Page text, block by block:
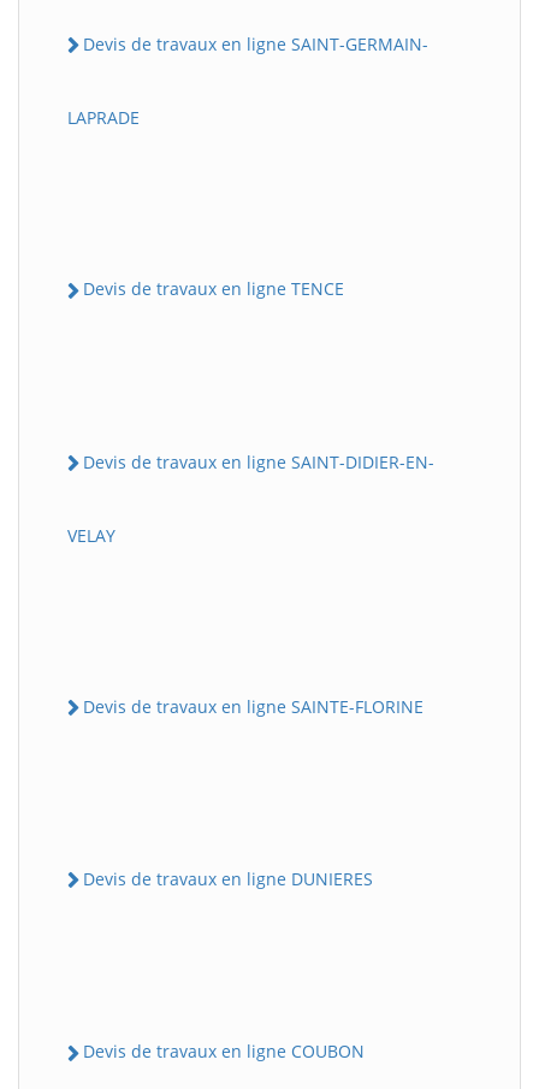
Devis de travaux en ligne SAINT-GERMAIN-
LAPRADE
Devis de travaux en ligne TENCE
Devis de travaux en ligne SAINT-DIDIER-EN-
VELAY
Devis de travaux en ligne SAINTE-FLORINE
Devis de travaux en ligne DUNIERES
Devis de travaux en ligne COUBON